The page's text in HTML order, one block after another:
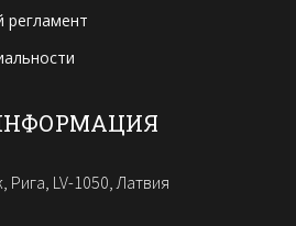
регламент
Рига, LV-1050, Латвия